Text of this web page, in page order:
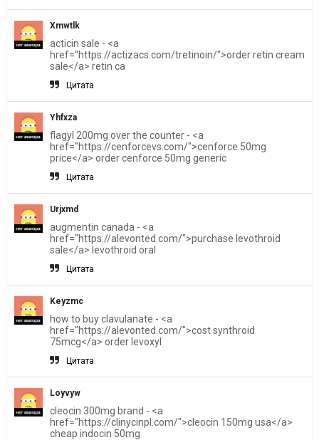
Xmwtlk
acticin sale - <a
href="https://actizacs.com/tretinoin/">order retin cream
sale</a> retin ca
Цитата
Yhfxza
flagyl 200mg over the counter - <a
href="https://cenforcevs.com/">cenforce 50mg
price</a> order cenforce 50mg generic
Цитата
Urjxmd
augmentin canada - <a
href="https://alevonted.com/">purchase levothroid
sale</a> levothroid oral
Цитата
Keyzmc
how to buy clavulanate - <a
href="https://alevonted.com/">cost synthroid
75mcg</a> order levoxyl
Цитата
Loyvyw
cleocin 300mg brand - <a
href="https://clinycinpl.com/">cleocin 150mg usa</a>
cheap indocin 50mg